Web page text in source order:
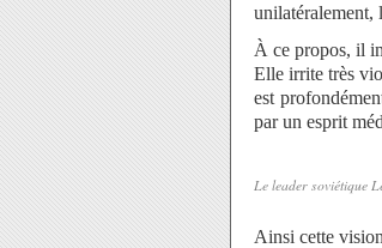
unilatéralement,
À ce propos, il
Elle irrite très
est
par un esprit
Le leader soviétique
Ainsi cette